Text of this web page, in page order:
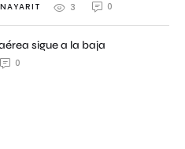
3 0
sigue a la baja
0